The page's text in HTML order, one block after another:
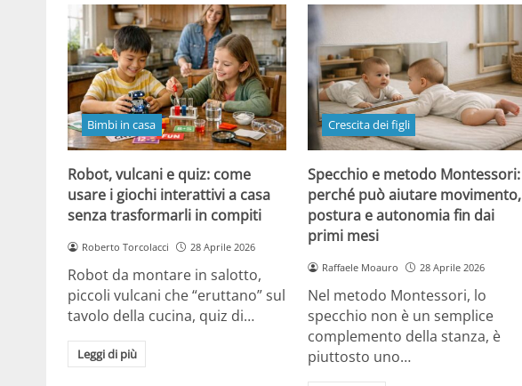
Bimbi in casa
Robot, vulcani e quiz: come
usare i giochi interattivi a casa
senza trasformarli in compiti
Roberto Torcolacci 28 Aprile 2026
Robot da montare in salotto,
piccoli vulcani che “eruttano” sul
tavolo della cucina, quiz di…
Leggi di più
Crescita dei figli
Specchio e metodo Montessori:
perché può aiutare movimento,
postura e autonomia fin dai
primi mesi
Raffaele Moauro 28 Aprile 2026
Nel metodo Montessori, lo
specchio non è un semplice
complemento della stanza, è
piuttosto uno…